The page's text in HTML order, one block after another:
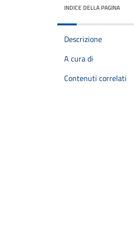
INDICE DELLA PAGINA
Descrizione
A cura di
Contenuti correlati